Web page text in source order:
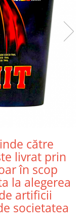
către
livrat prin
în scop
la alegerea
artificii
societatea